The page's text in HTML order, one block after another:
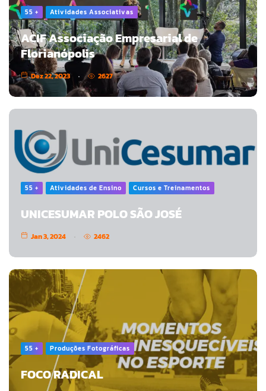
55 + Atividades Associativas
ACIF Associação Empresarial de
Florianópolis
Dez 22, 2023 2627
55 + Atividades de Ensino Cursos e Treinamentos
UNICESUMAR POLO SÃO JOSÉ
Jan 3, 2024 2462
55 + Produções Fotográficas
FOCO RADICAL